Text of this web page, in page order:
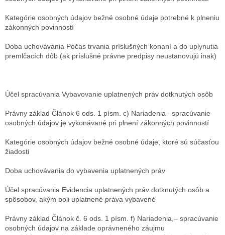
Kategórie osobných údajov bežné osobné údaje potrebné k plneniu
zákonných povinností
Doba uchovávania Počas trvania príslušných konaní a do uplynutia
premlčacích dôb (ak príslušné právne predpisy neustanovujú inak)
Účel spracúvania Vybavovanie uplatnených práv dotknutých osôb
Právny základ Článok 6 ods. 1 písm. c) Nariadenia– spracúvanie
osobných údajov je vykonávané pri plnení zákonných povinností
Kategórie osobných údajov bežné osobné údaje, ktoré sú súčasťou
žiadosti
Doba uchovávania do vybavenia uplatnených práv
Účel spracúvania Evidencia uplatnených práv dotknutých osôb a
spôsobov, akým boli uplatnené práva vybavené
Právny základ Článok č. 6 ods. 1 písm. f) Nariadenia,– spracúvanie
osobných údajov na základe oprávneného záujmu